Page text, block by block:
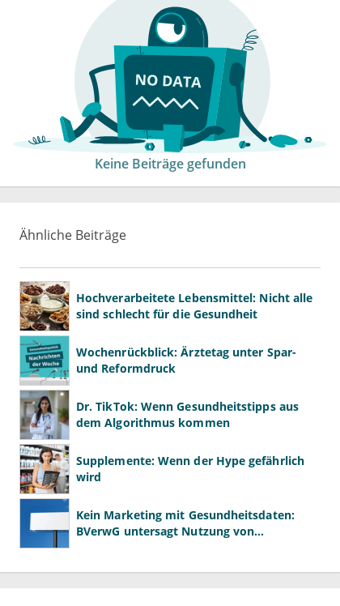
Keine Beiträge gefunden
Ähnliche Beiträge
Hochverarbeitete Lebensmittel: Nicht alle
sind schlecht für die Gesundheit
Wochenrückblick: Ärztetag unter Spar-
und Reformdruck
Dr. TikTok: Wenn Gesundheitstipps aus
dem Algorithmus kommen
Supplemente: Wenn der Hype gefährlich
wird
Kein Marketing mit Gesundheitsdaten:
BVerwG untersagt Nutzung von